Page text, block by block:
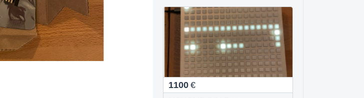
1100 €